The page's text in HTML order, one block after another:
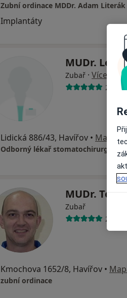
Zubní ordinace MDDr. Adam Literák
Implantáty
MUDr.
Zubař · Více
22
Lidická 886/43, Havířov • Mapa
Odborný lékař stomatochirurg
MUDr.
Zubař
25
Kmochova 1652/8, Havířov •
zubní ordinace